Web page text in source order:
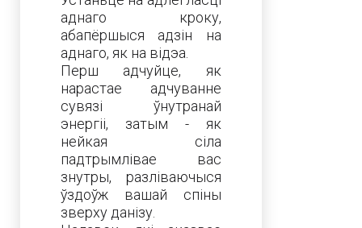
аднаго кроку,
абапёршыся адзін на
аднаго, як на відэа.
Перш адчуйце, як
нарастае адчуванне
сувязі ўнутранай
энергіі, затым - як
нейкая сіла
падтрымлівае вас
знутры, разліваючыся
ўздоўж вашай спіны
зверху данізу.